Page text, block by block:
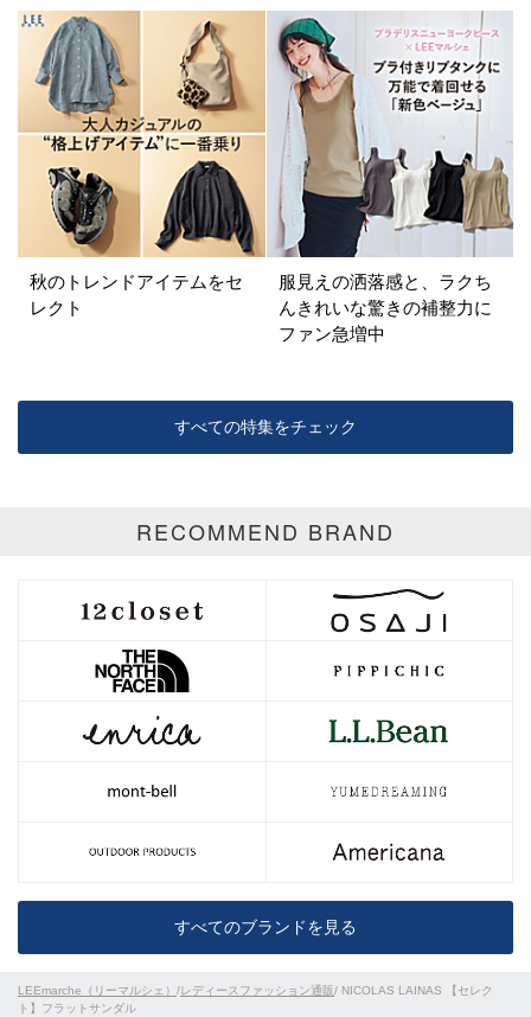
秋のトレンドアイテムをセ
レクト
服見えの洒落感と、ラクち
んきれいな驚きの補整力に
ファン急増中
すべての特集をチェック
RECOMMEND BRAND
すべてのブランドを見る
LEEmarche（リーマルシェ） /レディースファッション通販/ NICOLAS LAINAS 【セレク
ト】フラットサンダル